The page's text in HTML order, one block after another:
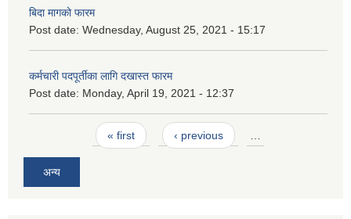
बिदा मागको फारम
Post date: Wednesday, August 25, 2021 - 15:17
कर्मचारी पदपूर्तीका लागि दखास्त फारम
Post date: Monday, April 19, 2021 - 12:37
« first ‹ previous …
अन्य